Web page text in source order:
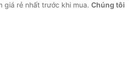
giá rẻ nhất trước khi mua. Chúng tôi